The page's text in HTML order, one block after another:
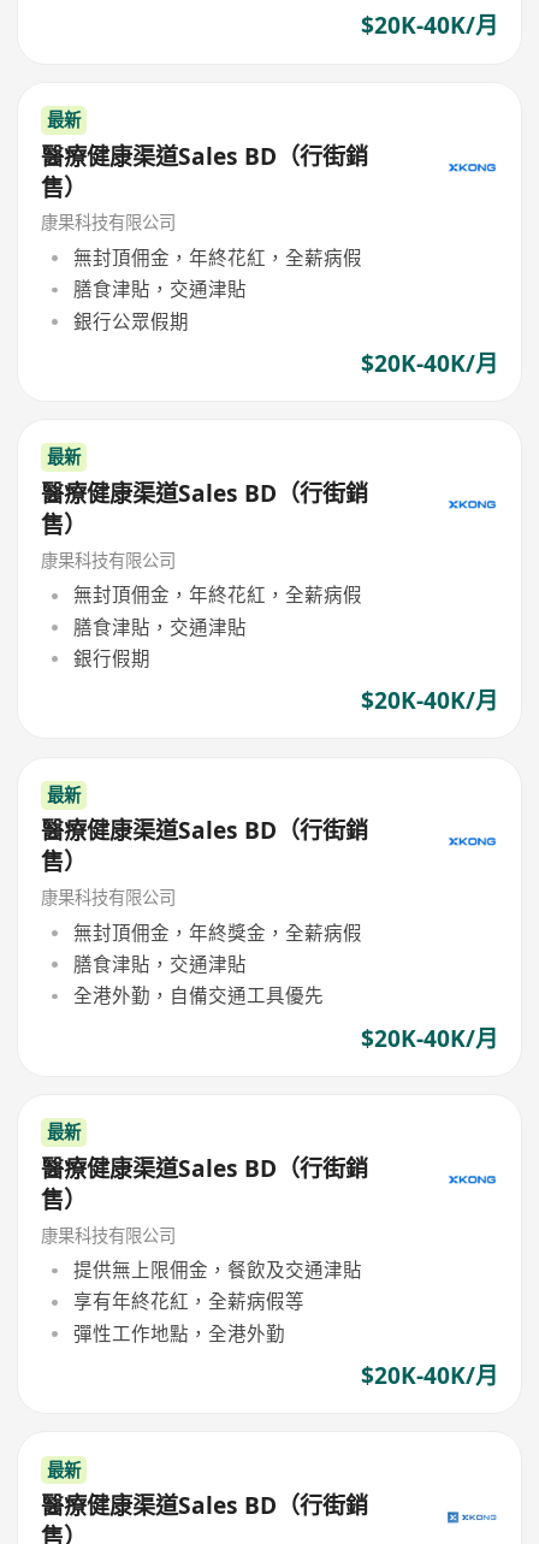
$20K-40K/月
最新
醫療健康渠道Sales BD（行街銷
售）
康果科技有限公司
無封頂佣金，年終花紅，全薪病假
膳食津貼，交通津貼
銀行公眾假期
$20K-40K/月
最新
醫療健康渠道Sales BD（行街銷
售）
康果科技有限公司
無封頂佣金，年終花紅，全薪病假
膳食津貼，交通津貼
銀行假期
$20K-40K/月
最新
醫療健康渠道Sales BD（行街銷
售）
康果科技有限公司
無封頂佣金，年終獎金，全薪病假
膳食津貼，交通津貼
全港外勤，自備交通工具優先
$20K-40K/月
最新
醫療健康渠道Sales BD（行街銷
售）
康果科技有限公司
提供無上限佣金，餐飲及交通津貼
享有年終花紅，全薪病假等
彈性工作地點，全港外勤
$20K-40K/月
最新
醫療健康渠道Sales BD（行街銷
售）